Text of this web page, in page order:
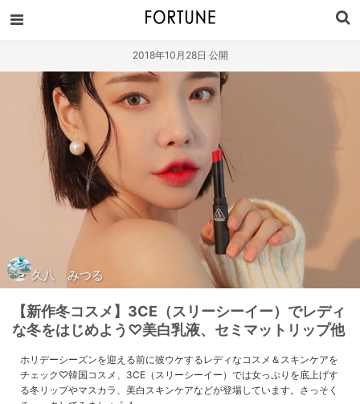
2018年10月28日 公開
久八 みつる
【新作冬コスメ】3CE（スリーシーイー）でレディ
な冬をはじめよう♡美白乳液、セミマットリップ他
ホリデーシーズンを迎える前に彼ウケするレディなコスメ＆スキンケアを
チェック♡韓国コスメ、3CE（スリーシーイー）では女っぷりを底上げす
る冬リップやマスカラ、美白スキンケアなどが登場しています。さっそく